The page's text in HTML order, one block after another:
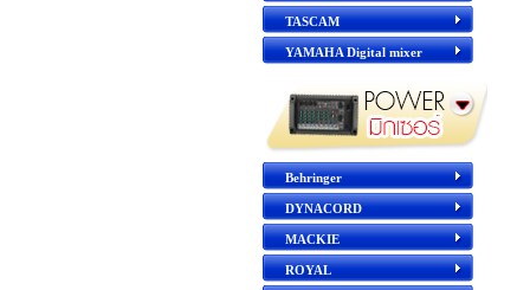
TASCAM
YAMAHA Digital mixer
Behringer
DYNACORD
MACKIE
ROYAL